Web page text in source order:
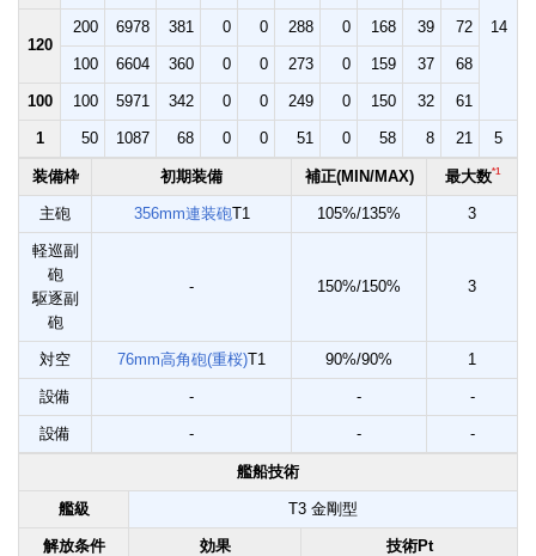
14
120
200 6978 381 0 0 288 0 168 39 72
100 6604 360 0 0 273 0 159 37 68
100 100 5971 342 0 0 249 0 150 32 61
1 50 1087 68 0 0 51 0 58 8 21 5
装備枠 初期装備 補正(MIN/MAX) 最大数*1
主砲 356mm連装砲T1 105%/135% 3
軽巡副
砲
駆逐副
砲
- 150%/150% 3
対空 76mm高角砲(重桜)T1 90%/90% 1
設備 - - -
設備 - - -
艦船技術
艦級 T3 金剛型
解放条件 効果 技術Pt